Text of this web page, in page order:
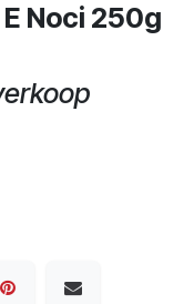
Noci 250g